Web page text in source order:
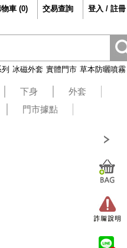
冰磁外套 實體門市 草本防曬噴霧
下身
外套
門市據點
車 (0) 交易查詢 登入 / 註冊